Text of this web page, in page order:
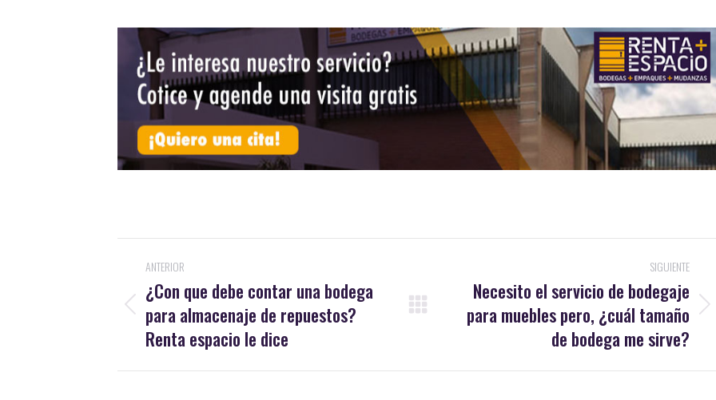
Navegación
entre
publicaciones
ANTERIOR
Publicación
anterior:
¿Con que debe contar una bodega
para almacenaje de repuestos?
Renta espacio le dice
SIGUIENTE
Publicación
Necesito el servicio de bodegaje
para muebles pero, ¿cuál tamaño
de bodega me sirve?